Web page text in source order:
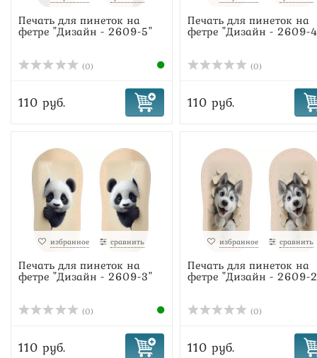
Печать для пинеток на
фетре "Дизайн - 2609-5"
(0)
110 руб.
Печать для пинеток на
фетре "Дизайн - 2609-
(0)
110 руб.
избранное сравнить
Печать для пинеток на
фетре "Дизайн - 2609-3"
(0)
110 руб.
избранное сравнить
Печать для пинеток на
фетре "Дизайн - 2609-
(0)
110 руб.